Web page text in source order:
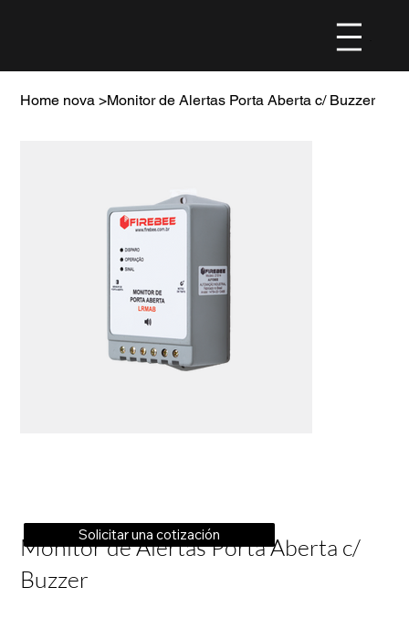
Home nova >Monitor de Alertas Porta Aberta c/ Buzzer
Monitor de Alertas Porta Aberta c/
Buzzer
Solicitar una cotización